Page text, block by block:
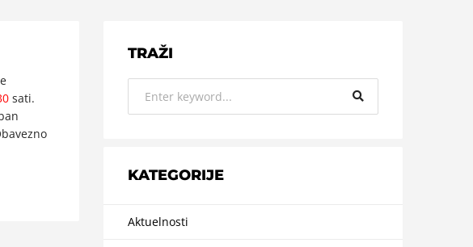
sati.
TRAŽI
KATEGORIJE
Aktuelnosti